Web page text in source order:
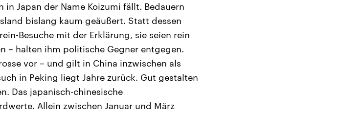
Japan der Name Koizumi fällt. Bedauern
bislang kaum geäußert. Statt dessen
Besuche mit der Erklärung, sie seien rein
– halten ihm politische Gegner entgegen.
vor – und gilt in China inzwischen als
in Peking liegt Jahre zurück. Gut gestalten
Das japanisch-chinesische
Allein zwischen Januar und März